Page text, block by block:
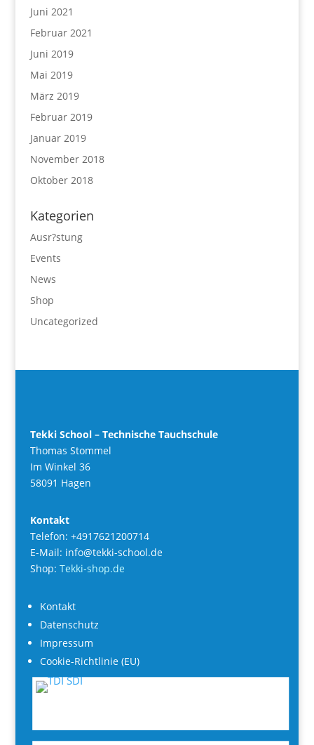
Juni 2021
Februar 2021
Juni 2019
Mai 2019
März 2019
Februar 2019
Januar 2019
November 2018
Oktober 2018
Kategorien
Ausr?stung
Events
News
Shop
Uncategorized
Tekki School – Technische Tauchschule
Thomas Stommel
Im Winkel 36
58091 Hagen
Kontakt
Telefon: +4917621200714
E-Mail: info@tekki-school.de
Shop: Tekki-shop.de
Kontakt
Datenschutz
Impressum
Cookie-Richtlinie (EU)